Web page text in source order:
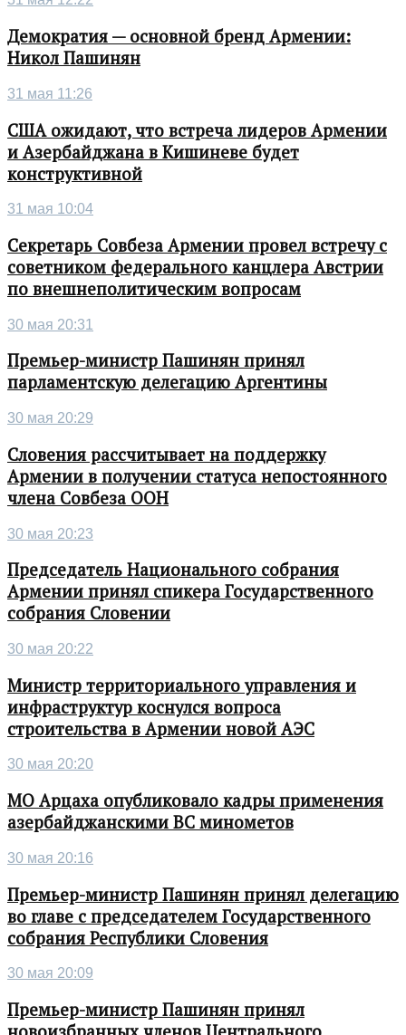
Демократия — основной бренд Армении:
Никол Пашинян
31 мая 11:26
США ожидают, что встреча лидеров Армении
и Азербайджана в Кишиневе будет
конструктивной
31 мая 10:04
Секретарь Совбеза Армении провел встречу с
советником федерального канцлера Австрии
по внешнеполитическим вопросам
30 мая 20:31
Премьер-министр Пашинян принял
парламентскую делегацию Аргентины
30 мая 20:29
Словения рассчитывает на поддержку
Армении в получении статуса непостоянного
члена Совбеза ООН
30 мая 20:23
Председатель Национального собрания
Армении принял спикера Государственного
собрания Словении
30 мая 20:22
Министр территориального управления и
инфраструктур коснулся вопроса
строительства в Армении новой АЭС
30 мая 20:20
МО Арцаха опубликовало кадры применения
азербайджанскими ВС минометов
30 мая 20:16
Премьер-министр Пашинян принял делегацию
во главе с председателем Государственного
собрания Республики Словения
30 мая 20:09
Премьер-министр Пашинян принял